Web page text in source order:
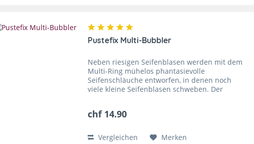
Pustefix Multi-Bubbler
Neben riesigen Seifenblasen werden mit dem
Multi-Ring mühelos phantasievolle
Seifenschläuche entworfen, in denen noch
viele kleine Seifenblasen schweben. Der
chf 14.90
Vergleichen
Merken